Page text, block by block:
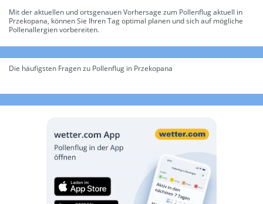
Mit der aktuellen und ortsgenauen Vorhersage zum Pollenflug aktuell in
Przekopana, können Sie Ihren Tag optimal planen und sich auf mögliche
Pollenallergien vorbereiten.
Die häufigsten Fragen zu Pollenflug in Przekopana